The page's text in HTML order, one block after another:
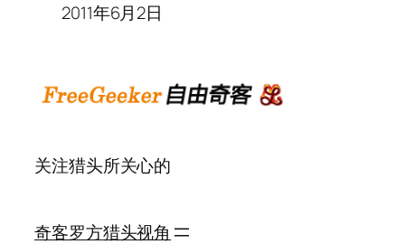
2011年6月2日
关注猎头所关心的
奇客罗方猎头视角